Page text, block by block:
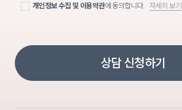
개인정보 수집 및 이용약관에 동의합니다. 자세히 보기
상담 신청하기